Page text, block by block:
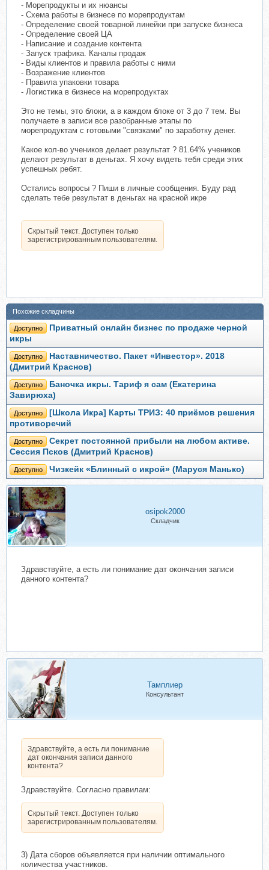
- Морепродукты и их нюансы
- Схема работы в бизнесе по морепродуктам
- Определение своей товарной линейки при запуске бизнеса
- Определение своей ЦА
- Написание и создание контента
- Запуск трафика. Каналы продаж
- Виды клиентов и правила работы с ними
- Возражение клиентов
- Правила упаковки товара
- Логистика в бизнесе на морепродуктах
Это не темы, это блоки, а в каждом блоке от 3 до 7 тем. Вы
получаете в записи все разобранные этапы по
морепродуктам с готовыми "связками" по заработку денег.
Какое кол-во учеников делает результат ? 81.64% учеников
делают результат в деньгах. Я хочу видеть тебя среди этих
успешных ребят.
Остались вопросы ? Пиши в личные сообщения. Буду рад
сделать тебе результат в деньгах на красной икре
Скрытый текст. Доступен только
зарегистрированным пользователям.
Похожие складчины
Доступно
Приватный онлайн бизнес по продаже черной
икры
Доступно
Наставничество. Пакет «Инвестор». 2018
(Дмитрий Краснов)
Доступно
Баночка икры. Тариф я сам (Екатерина
Завирюха)
Доступно
[Школа Икра] Карты ТРИЗ: 40 приёмов решения
противоречий
Доступно
Секрет постоянной прибыли на любом активе.
Сессия Псков (Дмитрий Краснов)
Доступно Чизкейк «Блинный с икрой» (Маруся Манько)
osipok2000
Складчик
Здравствуйте, а есть ли понимание дат окончания записи
данного контента?
Тамплиер
Консультант
Здравствуйте, а есть ли понимание
дат окончания записи данного
контента?
Здравствуйте. Согласно правилам:
Скрытый текст. Доступен только
зарегистрированным пользователям.
3) Дата сборов объявляется при наличии оптимального
количества участников.